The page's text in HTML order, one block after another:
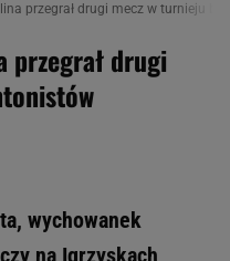
przegrał drugi mecz w turnieju
przegrał drugi
wychowanek
na Igrzyskach